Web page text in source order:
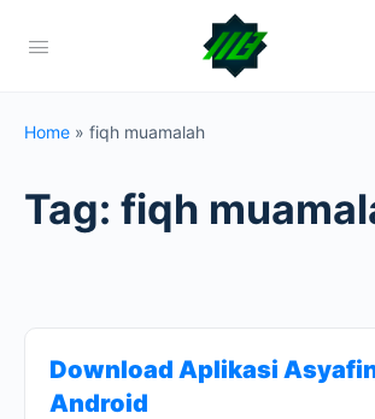
Home » fiqh muamalah
Tag: fiqh
Download Aplikasi
Android